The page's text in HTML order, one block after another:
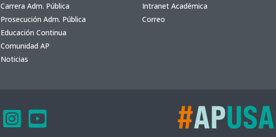
Carrera Adm. Pública
Prosecución Adm. Pública
Educación Continua
Comunidad AP
Noticias
Intranet Académica
Correo
 